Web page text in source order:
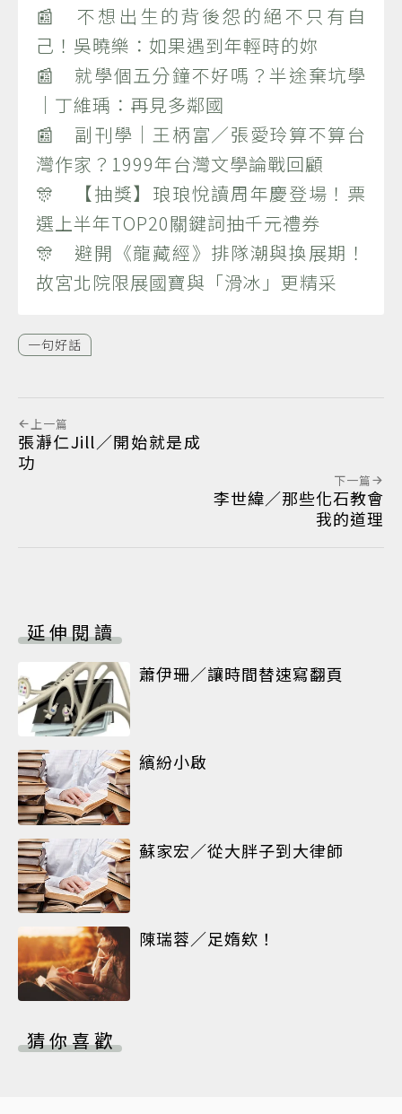
📰 不想出生的背後怨的絕不只有自
己！吳曉樂：如果遇到年輕時的妳
📰 就學個五分鐘不好嗎？半途棄坑學
｜丁維瑀：再見多鄰國
📰 副刊學｜王柄富／張愛玲算不算台
灣作家？1999年台灣文學論戰回顧
🎊 【抽獎】琅琅悅讀周年慶登場！票
選上半年TOP20關鍵詞抽千元禮券
🎊 避開《龍藏經》排隊潮與換展期！
故宮北院限展國寶與「滑冰」更精采
一句好話
上一篇
張瀞仁Jill／開始就是成
功
下一篇
李世緯／那些化石教會
我的道理
延伸閱讀
蕭伊珊／讓時間替速寫翻頁
繽紛小啟
蘇家宏／從大胖子到大律師
陳瑞蓉／足媠欸！
猜你喜歡